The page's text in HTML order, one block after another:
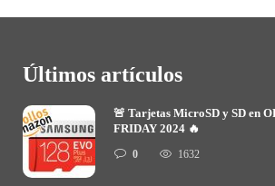
Últimos artículos
🚨 Tarjetas MicroSD y SD en
FRIDAY 2024 🔥
0 1632